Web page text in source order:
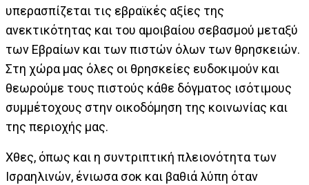
υπερασπίζεται τις εβραϊκές αξίες της
ανεκτικότητας και του αμοιβαίου σεβασμού μεταξύ
των Εβραίων και των πιστών όλων των θρησκειών.
Στη χώρα μας όλες οι θρησκείες ευδοκιμούν και
θεωρούμε τους πιστούς κάθε δόγματος ισότιμους
συμμέτοχους στην οικοδόμηση της κοινωνίας και
της περιοχής μας.
Χθες, όπως και η συντριπτική πλειονότητα των
Ισραηλινών, ένιωσα σοκ και βαθιά λύπη όταν